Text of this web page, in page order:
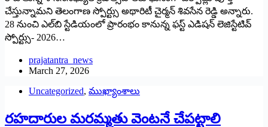
చేస్తున్నామని తెలంగాణ స్పోర్ట్సు అథారిటీ చైర్మన్‌ ‌శివసేన రెడ్డి అన్నారు.
28 నుంచి ఎల్‌బి స్టేడియంలో ప్రారంభం కానున్న ఫస్ట్ ఎడిషన్‌ ‌లెజిస్టేటివ్‌
‌స్పోర్ట్సు- 2026…
prajatantra_news
March 27, 2026
Uncategorized, ముఖ్యాంశాలు
రహదారుల మరమ్మతు వెంటనే చేపట్టాలి